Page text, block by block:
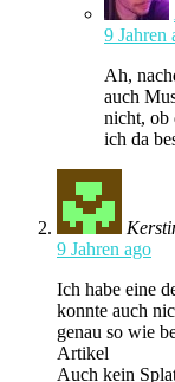
9 Jahren
Ah,
auch
nicht, ob
ich da
9 Jahren ago
Ich habe eine
konnte auch
genau so wie
Artikel
Auch kein